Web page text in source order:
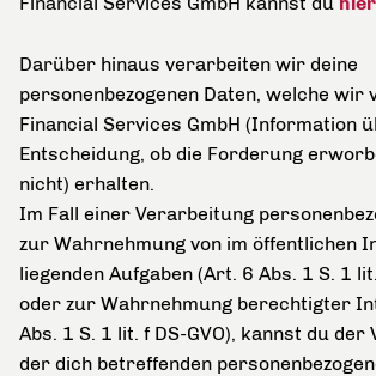
Darüber hinaus verarbeiten wir deine
personenbezogenen Daten, welche wir
Financial Services GmbH (Information
Entscheidung, ob die Forderung
nicht) erhalten.
Im Fall einer Verarbeitung
zur Wahrnehmung von im öffentlichen
liegenden Aufgaben (Art. 6 Abs. 1 S. 1
oder zur Wahrnehmung berechtigter
Abs. 1 S. 1 lit. f DS-GVO), kannst du
der dich betreffenden